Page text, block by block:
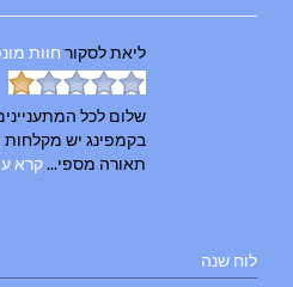
ליאתלסקור חוות
שלום לכל
בקמפינג יש
תאורה מספי...קרא
לוח שנה